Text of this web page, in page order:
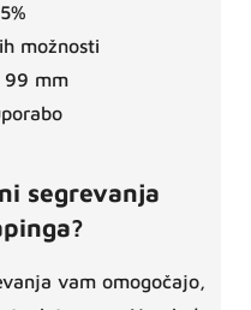
možnosti
99 mm
segrevanja
vam omogočajo,